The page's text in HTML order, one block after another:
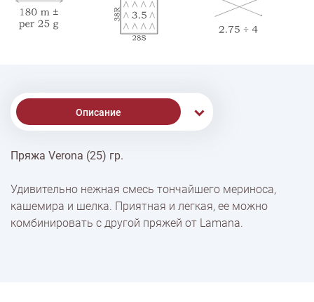
Описание
% Скидки
Доставка
Пряжа Verona (25) гр.
Удивительно нежная смесь тончайшего мериноса,
кашемира и шелка. Приятная и легкая, ее можно
комбинировать с другой пряжей от Lamana.